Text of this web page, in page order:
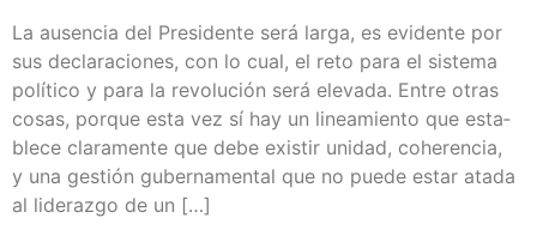
La ausen­cia del Pre­si­den­te será lar­ga, es evi­den­te por
sus decla­ra­cio­nes, con lo cual, el reto para el sis­te­ma
polí­ti­co y para la revo­lu­ción será ele­va­da. Entre otras
cosas, por­que esta vez sí hay un linea­mien­to que esta­
ble­ce cla­ra­men­te que debe exis­tir uni­dad, cohe­ren­cia,
y una ges­tión guber­na­men­tal que no pue­de estar ata­da
al lide­raz­go de un […]